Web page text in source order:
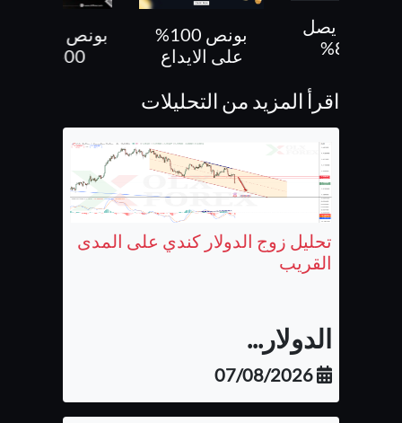
باك يصل
بونص 100%
على الايداع
500 دولار
اقرأ المزيد من التحليلات
تحليل زوج الدولار كندي على المدى
القريب
الدولار...
07/08/2026